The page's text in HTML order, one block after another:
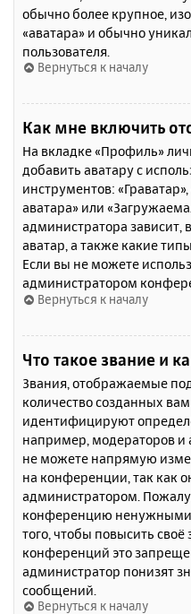
обычно более крупное,
«аватара» и обычно
пользователя.
Вернуться к началу
Как мне включить
На вкладке «Профиль»
добавить аватару с
инструментов:
аватара» или
администратора
аватар, а также какие
Если вы не можете
администратором
Вернуться к началу
Что такое звание и
Звания, отображаемые
количество созданных
идентифицируют
например, модераторов
не можете напрямую
на конференции, так как
администратором.
конференцию ненужными
того, чтобы повысить
конференций это
администратор понизят
сообщений.
Вернуться к началу